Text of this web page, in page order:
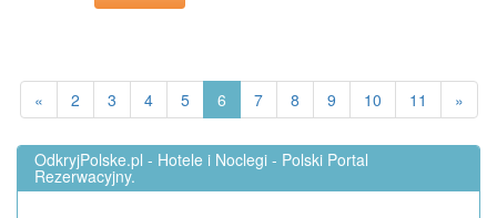
« 2 3 4 5 6 7 8 9 10 11 »
OdkryjPolske.pl - Hotele i Noclegi - Polski Portal
Rezerwacyjny.